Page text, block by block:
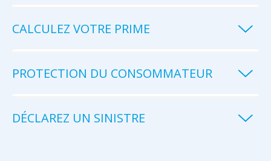
CALCULEZ VOTRE PRIME
PROTECTION DU CONSOMMATEUR
DÉCLAREZ UN SINISTRE